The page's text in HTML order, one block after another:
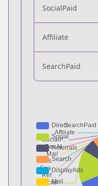
SocialPaid
Affiliate
SearchPaid